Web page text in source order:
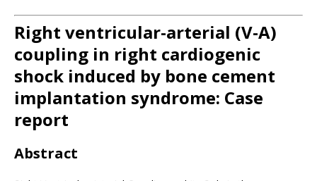
Right ventricular-arterial (V-A)
coupling in right cardiogenic
shock induced by bone cement
implantation syndrome: Case
report
Abstract